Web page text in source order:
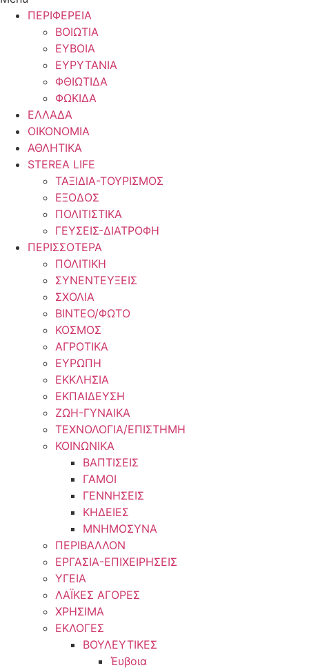
ΠΕΡΙΦΕΡΕΙΑ
ΒΟΙΩΤΙΑ
ΕΥΒΟΙΑ
ΕΥΡΥΤΑΝΙΑ
ΦΘΙΩΤΙΔΑ
ΦΩΚΙΔΑ
ΕΛΛΑΔΑ
ΟΙΚΟΝΟΜΙΑ
ΑΘΛΗΤΙΚΑ
STEREA LIFE
ΤΑΞΙΔΙΑ-ΤΟΥΡΙΣΜΟΣ
ΕΞΟΔΟΣ
ΠΟΛΙΤΙΣΤΙΚΑ
ΓΕΥΣΕΙΣ-ΔΙΑΤΡΟΦΗ
ΠΕΡΙΣΣΟΤΕΡΑ
ΠΟΛΙΤΙΚΗ
ΣΥΝΕΝΤΕΥΞΕΙΣ
ΣΧΟΛΙΑ
ΒΙΝΤΕΟ/ΦΩΤΟ
ΚΟΣΜΟΣ
ΑΓΡΟΤΙΚΑ
ΕΥΡΩΠΗ
ΕΚΚΛΗΣΙΑ
ΕΚΠΑΙΔΕΥΣΗ
ΖΩΗ-ΓΥΝΑΙΚΑ
ΤΕΧΝΟΛΟΓΙΑ/ΕΠΙΣΤΗΜΗ
ΚΟΙΝΩΝΙΚΑ
ΒΑΠΤΙΣΕΙΣ
ΓΑΜΟΙ
ΓΕΝΝΗΣΕΙΣ
ΚΗΔΕΙΕΣ
ΜΝΗΜΟΣΥΝΑ
ΠΕΡΙΒΑΛΛΟΝ
ΕΡΓΑΣΙΑ-ΕΠΙΧΕΙΡΗΣΕΙΣ
ΥΓΕΙΑ
ΛΑΪΚΕΣ ΑΓΟΡΕΣ
ΧΡΗΣΙΜΑ
ΕΚΛΟΓΕΣ
ΒΟΥΛΕΥΤΙΚΕΣ
Έυβοια